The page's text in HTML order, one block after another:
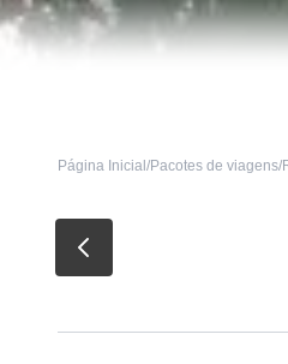
Página Inicial/Pacotes de viagens/